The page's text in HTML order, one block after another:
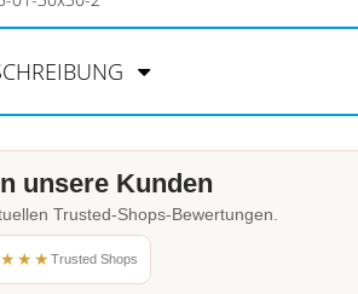
unsere Kunden
Trusted-Shops-Bewertungen.
Trusted Shops